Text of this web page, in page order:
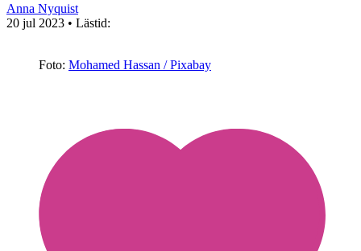
Anna Nyquist
20 jul 2023 • Lästid:
Foto: Mohamed Hassan / Pixabay